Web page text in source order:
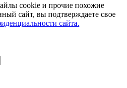
cookie и прочие похожие
сайт, вы подтверждаете свое
сайта.